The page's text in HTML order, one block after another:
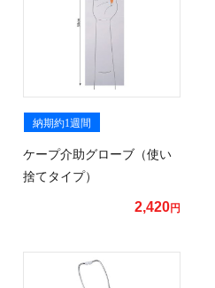
納期約1週間
ケープ介助グローブ（使い
捨てタイプ）
2,420円